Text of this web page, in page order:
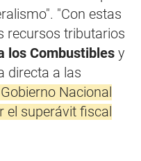
"Con estas
recursos tributarios
los Combustibles y
directa a las
Nacional
el superávit fiscal